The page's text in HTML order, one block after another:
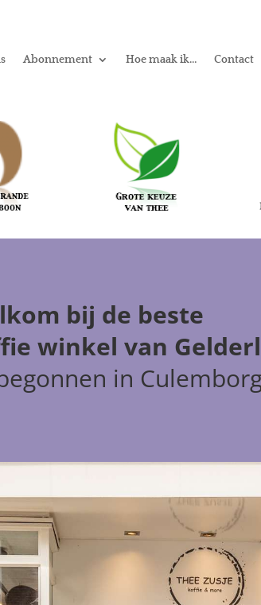
Abonnement Hoe maak ik… Contact
bij de beste
winkel van
in